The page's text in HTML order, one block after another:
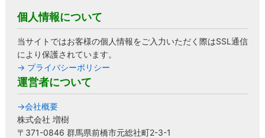
個人情報について
当サイトではお客様の個人情報をご入力いただく際はSSL通信
により保護されています。
→ プライバシーポリシー
運営者について
→会社概要
株式会社 増樹
〒371-0846 群馬県前橋市元総社町2-3-1